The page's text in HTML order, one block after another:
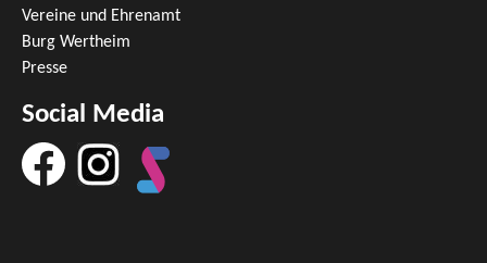
Vereine und Ehrenamt
Burg Wertheim
Presse
Social Media